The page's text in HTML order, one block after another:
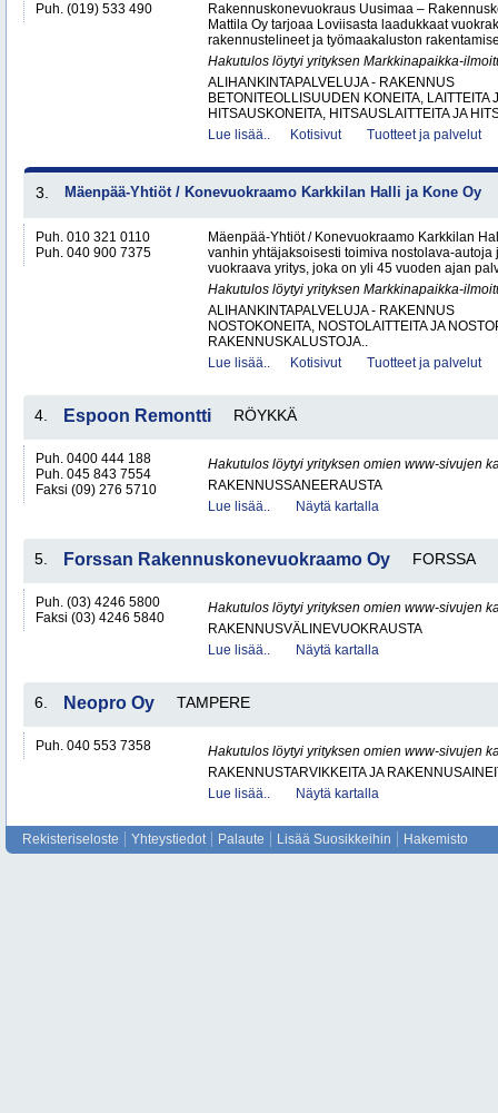
Puh. (019) 533 490
Rakennuskonevuokraus Uusimaa –
Mattila Oy tarjoaa Loviisasta laadukkaat
rakennustelineet ja työmaakaluston
Hakutulos löytyi yrityksen Markkinapaikka-
ALIHANKINTAPALVELUJA - RAKENNUS
BETONITEOLLISUUDEN KONEITA, LAITTEITA
HITSAUSKONEITA, HITSAUSLAITTEITA JA
Lue lisää..
Kotisivut Tuotteet ja palvelut
3. Mäenpää-Yhtiöt / Konevuokraamo Karkkilan Halli ja Kone Oy
Puh. 010 321 0110
Puh. 040 900 7375
Mäenpää-Yhtiöt / Konevuokraamo Karkkilan
vanhin yhtäjaksoisesti toimiva nostolava-autoja
vuokraava yritys, joka on yli 45 vuoden ajan
Hakutulos löytyi yrityksen Markkinapaikka-
ALIHANKINTAPALVELUJA - RAKENNUS
NOSTOKONEITA, NOSTOLAITTEITA JA
RAKENNUSKALUSTOJA..
Lue lisää..
Kotisivut Tuotteet ja palvelut
4. Espoon Remontti RÖYKKÄ
Puh. 0400 444 188
Puh. 045 843 7554
Faksi (09) 276 5710
Hakutulos löytyi yrityksen omien www-sivujen
RAKENNUSSANEERAUSTA
Lue lisää..
Näytä kartalla
5. Forssan Rakennuskonevuokraamo Oy FORSSA
Puh. (03) 4246 5800
Faksi (03) 4246 5840
Hakutulos löytyi yrityksen omien www-sivujen
RAKENNUSVÄLINEVUOKRAUSTA
Lue lisää..
Näytä kartalla
6. Neopro Oy TAMPERE
Puh. 040 553 7358
Hakutulos löytyi yrityksen omien www-sivujen
RAKENNUSTARVIKKEITA JA
Lue lisää..
Näytä kartalla
Rekisteriseloste Yhteystiedot Palaute Lisää Suosikkeihin Hakemisto